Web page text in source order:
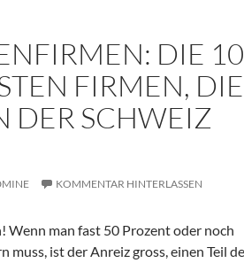
DIE
FIRMEN, DIE
DER SCHWEIZ
KOMMENTAR HINTERLASSEN
Wenn man fast 50 Prozent oder noch
muss, ist der Anreiz gross, einen Teil